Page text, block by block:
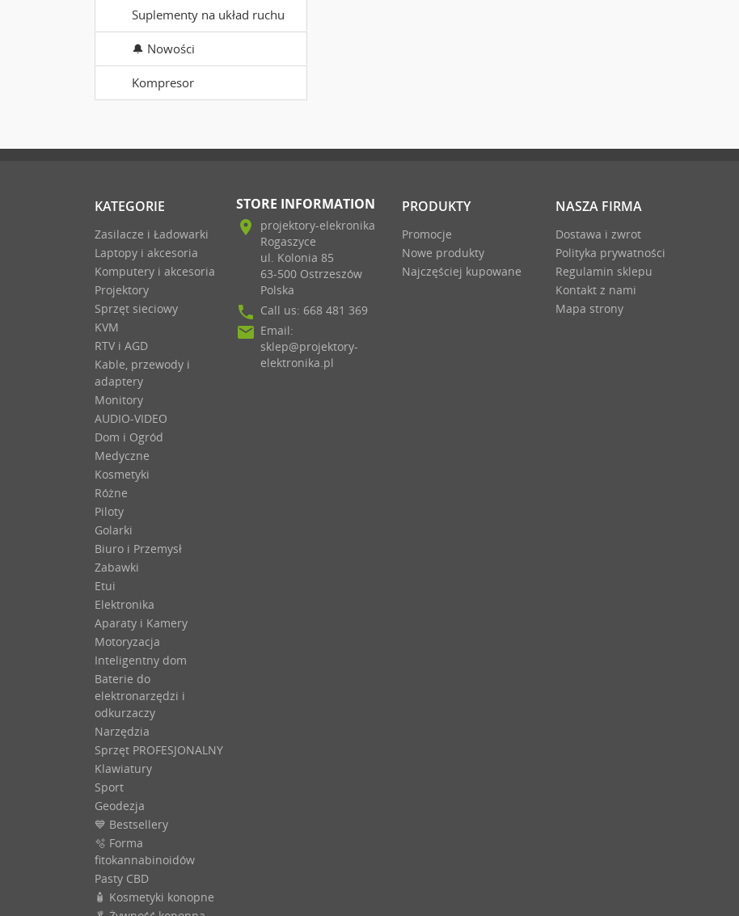
Suplementy na układ ruchu
🔔 Nowości
Kompresor
KATEGORIE
Zasilacze i Ładowarki
Laptopy i akcesoria
Komputery i akcesoria
Projektory
Sprzęt sieciowy
KVM
RTV i AGD
Kable, przewody i
adaptery
Monitory
AUDIO-VIDEO
Dom i Ogród
Medyczne
Kosmetyki
Różne
Piloty
Golarki
Biuro i Przemysł
Zabawki
Etui
Elektronika
Aparaty i Kamery
Motoryzacja
Inteligentny dom
Baterie do
elektronarzędzi i
odkurzaczy
Narzędzia
Sprzęt PROFESJONALNY
Klawiatury
Sport
Geodezja
💙 Bestsellery
🫧 Forma
fitokannabinoidów
Pasty CBD
🧴 Kosmetyki konopne
STORE INFORMATION
location_on
projektory-elekronika
Rogaszyce
ul. Kolonia 85
63-500 Ostrzeszów
Polska
phone Call us: 668 481 369
email Email:
sklep@projektory-
elektronika.pl
PRODUKTY
Promocje
Nowe produkty
Najczęściej kupowane
NASZA FIRMA
Dostawa i zwrot
Polityka prywatności
Regulamin sklepu
Kontakt z nami
Mapa strony